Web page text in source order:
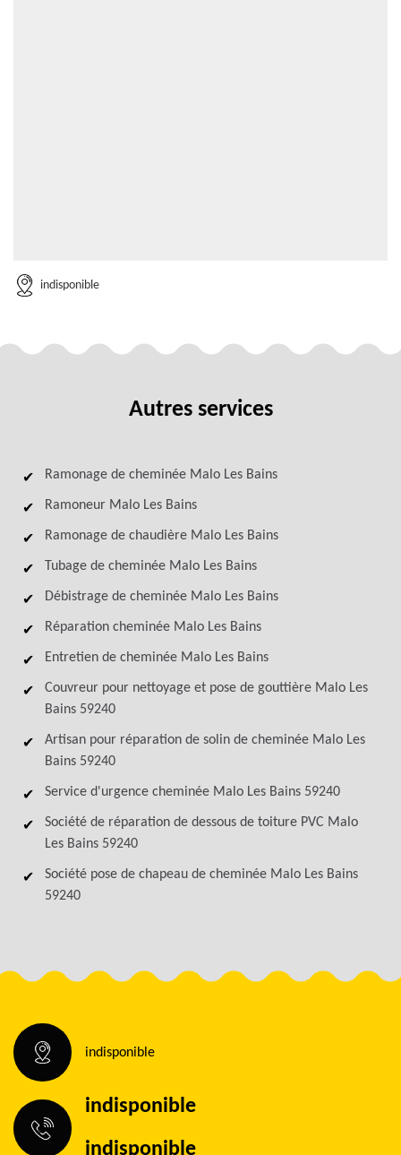
indisponible
Autres services
Ramonage de cheminée Malo Les Bains
Ramoneur Malo Les Bains
Ramonage de chaudière Malo Les Bains
Tubage de cheminée Malo Les Bains
Débistrage de cheminée Malo Les Bains
Réparation cheminée Malo Les Bains
Entretien de cheminée Malo Les Bains
Couvreur pour nettoyage et pose de gouttière Malo Les
Bains 59240
Artisan pour réparation de solin de cheminée Malo Les
Bains 59240
Service d'urgence cheminée Malo Les Bains 59240
Société de réparation de dessous de toiture PVC Malo
Les Bains 59240
Société pose de chapeau de cheminée Malo Les Bains
59240
indisponible
indisponible
indisponible